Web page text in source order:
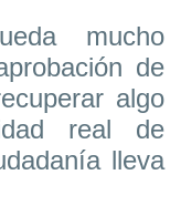
mucho
de
algo
real de
lleva